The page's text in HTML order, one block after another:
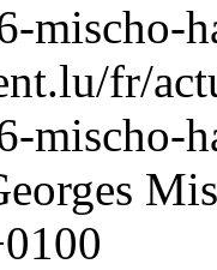
mischo-
fr/
mischo-